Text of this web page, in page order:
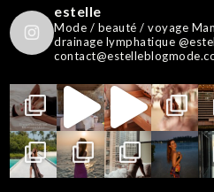
estelle
Mode / beauté / voyage
drainage lymphatique